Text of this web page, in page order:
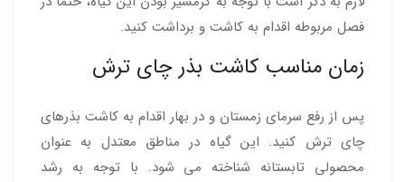
فصل مربوطه اقدام به کاشت و برداشت کنید.
زمان مناسب کاشت بذر چای ترش
پس از رفع سرمای زمستان و در بهار اقدام به کاشت بذرهای
چای ترش کنید. این گیاه در مناطق معتدل به عنوان
محصولی تابستانه شناخته می شود. با توجه به رشد